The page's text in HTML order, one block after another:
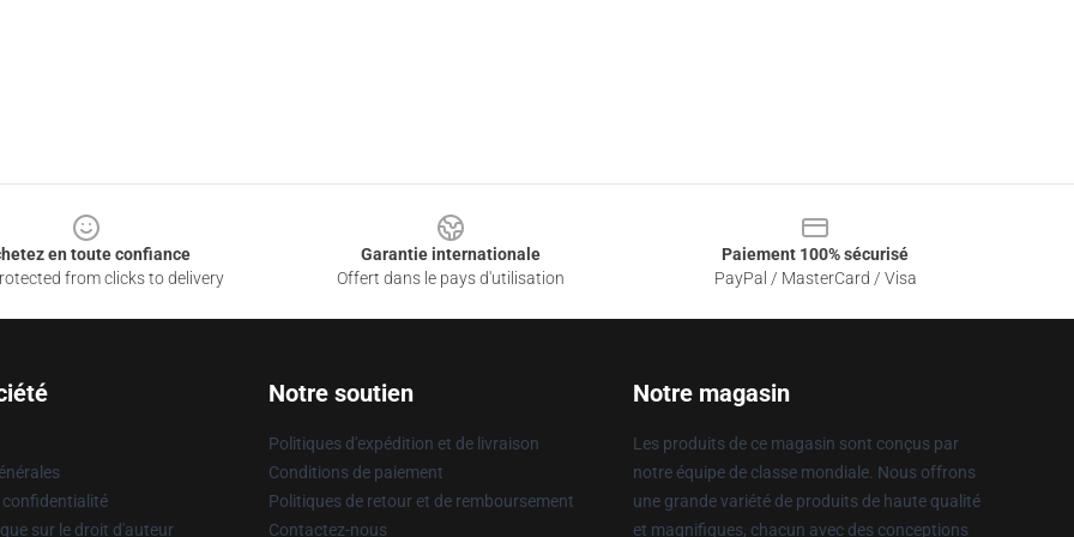
en toute confiance
from clicks to delivery
Garantie internationale
Offert dans le pays d'utilisation
Paiement 100% sécurisé
PayPal / MasterCard / Visa
confidentialité
sur le droit d'auteur
Notre soutien
Politiques d'expédition et de livraison
Conditions de paiement
Politiques de retour et de remboursement
Contactez-nous
Notre magasin
Les produits de ce magasin sont conçus par
notre équipe de classe mondiale. Nous offrons
une grande variété de produits de haute qualité
et magnifiques, chacun avec des conceptions